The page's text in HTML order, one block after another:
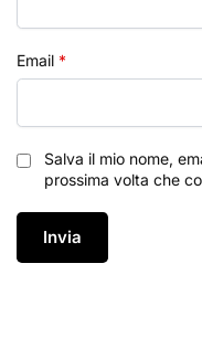
Email *
Salva il mio nome,
prossima volta che